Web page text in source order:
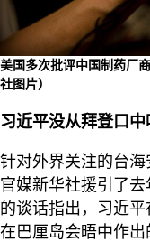
美国多次批评中国制药厂
社图片）
习近平没从拜登口
针对外界关注的台
官媒新华社援引了
的谈话指出，习近
在巴厘岛会晤中作